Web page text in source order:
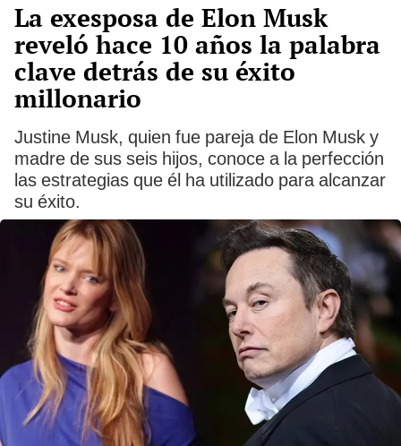
La exesposa de Elon Musk
reveló hace 10 años la palabra
clave detrás de su éxito
millonario
Justine Musk, quien fue pareja de Elon Musk y
madre de sus seis hijos, conoce a la perfección
las estrategias que él ha utilizado para alcanzar
su éxito.